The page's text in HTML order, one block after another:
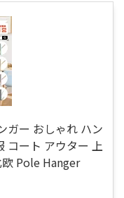
ガー おしゃれ ハン
コート アウター 上
Pole Hanger